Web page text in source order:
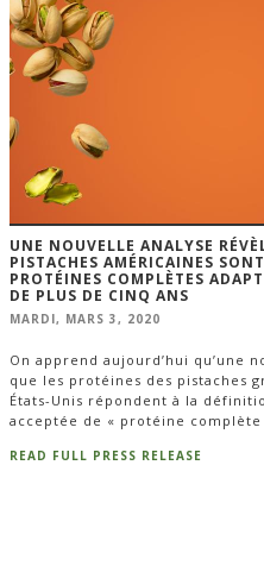
UNE NOUVELLE ANALYSE
PISTACHES AMÉRICAINES
PROTÉINES COMPLÈTES
DE PLUS DE CINQ ANS
MARDI, MARS 3, 2020
On apprend aujourd’hui qu’une
que les protéines des pistaches
États-Unis répondent à la
acceptée de « protéine complète
READ FULL PRESS RELEASE